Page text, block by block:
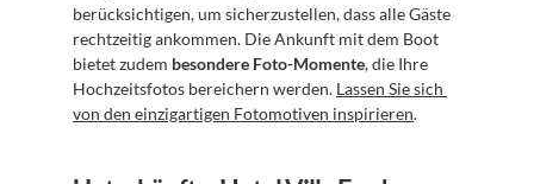
berücksichtigen, um sicherzustellen, dass alle Gäste
rechtzeitig ankommen. Die Ankunft mit dem Boot
bietet zudem besondere Foto-Momente, die Ihre
Hochzeitsfotos bereichern werden. Lassen Sie sich
von den einzigartigen Fotomotiven inspirieren.